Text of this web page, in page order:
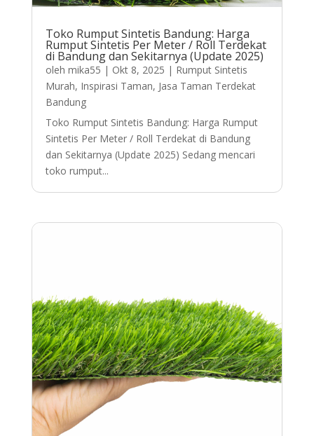
Toko Rumput Sintetis Bandung: Harga
Rumput Sintetis Per Meter / Roll Terdekat
di Bandung dan Sekitarnya (Update 2025)
oleh mika55 | Okt 8, 2025 | Rumput Sintetis
Murah, Inspirasi Taman, Jasa Taman Terdekat
Bandung
Toko Rumput Sintetis Bandung: Harga Rumput
Sintetis Per Meter / Roll Terdekat di Bandung
dan Sekitarnya (Update 2025) Sedang mencari
toko rumput...